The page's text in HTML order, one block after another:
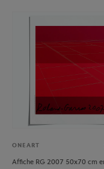
ONEART
Affiche RG 2007 50x70 cm